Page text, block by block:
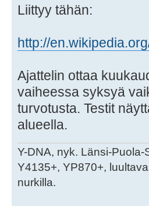
Liittyy tähän:
http://
Ajattelin ottaa
vaiheessa syksyä
turvotusta. Testit
alueella.
Y-DNA, nyk. Länsi-
Y4135+, YP870+,
nurkilla.